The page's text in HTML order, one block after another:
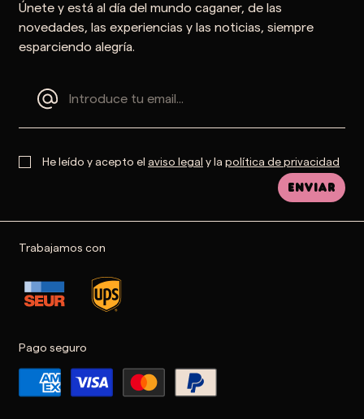
Únete y está al día del mundo caganer, de las
novedades, las experiencias y las noticias, siempre
esparciendo alegría.
He leído y acepto el aviso legal y la política de privacidad
Enviar
Trabajamos con
Pago seguro